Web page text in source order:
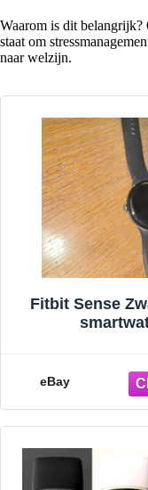
Waarom is dit belangrijk?
staat om
naar welzijn.
Fitbit Sense
eBay